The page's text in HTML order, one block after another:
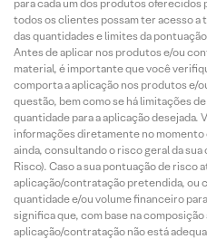
para cada um dos produtos
todos os clientes possam ter acesso
das quantidades e limites da
Antes de aplicar nos produtos e/ou
material, é importante que você
comporta a aplicação nos produtos e/
questão, bem como se há limitações
quantidade para a aplicação desejada.
informações diretamente no momento
ainda, consultando o risco geral da
Risco). Caso a sua pontuação de risco
aplicação/contratação pretendida, ou
quantidade e/ou volume financeiro
significa que, com base na
aplicação/contratação não está